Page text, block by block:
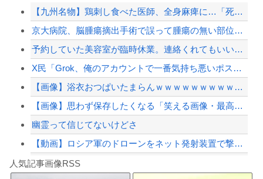
中国「日本は原爆被害者の立場で同情を買おうとするのを止めろ」
台湾への140億ドル規模の武器売却「確信している」 …米共和党重鎮、マコール議員...
ジャンポケ斎藤と代理人のやりとり、「地獄すぎて完全にコントになってる……」と衝撃...
【配信者】「金バエ」のSNS更新が1週間途絶え、様々な憶測が飛び交う。1週間ぶり...
【緊急速報】NYで警官が黒人男性の首を絞め、暴動第二波不可避へ
Powered by livedoor 相互RSS
【九州名物】鶏刺し食べた医師、全身麻痺に…「死んだほうが良かった」
京大病院、脳腫瘍摘出手術で誤って腫瘍の無い部位を摘出 脳幹など損傷受け植物状態に
予約していた美容室が臨時休業。連絡くれてもいいのに
X民「Grok、俺のアカウントで一番気持ち悪いポストを教えて」→超火力の回答に完...
【画像】浴衣おつぱいたまらんｗｗｗｗｗｗｗｗｗｗｗ
【画像】思わず保存したくなる「笑える画像・最高な画像」貼っていけｗｗｗｗｗ
幽霊って信じてないけどさ
【動画】ロシア軍のドローンをネット発射装置で撃墜するウクライナ。
人気記事画像RSS